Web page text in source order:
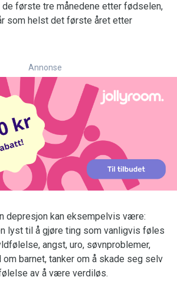
de første tre månedene etter fødselen,
som helst det første året etter
Annonse
depresjon kan eksempelvis være:
lyst til å gjøre ting som vanligvis føles
angst, uro, søvnproblemer,
om barnet, tanker om å skade seg selv
av å være verdiløs.